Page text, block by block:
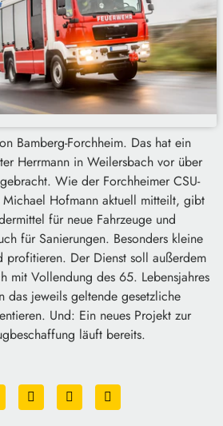
Bamberg-Forchheim. Das hat ein
Herrmann in Weilersbach vor über
Wie der Forchheimer CSU-
Michael Hofmann aktuell mitteilt, gibt
für neue Fahrzeuge und
für Sanierungen. Besonders kleine
profitieren. Der Dienst soll außerdem
mit Vollendung des 65. Lebensjahres
das jeweils geltende gesetzliche
Und: Ein neues Projekt zur
läuft bereits.